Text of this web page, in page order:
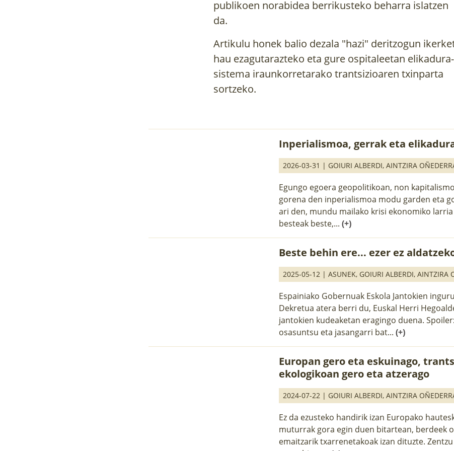
publikoen norabidea berrikusteko beharra islatzen
da.
Artikulu honek balio dezala "hazi" deritzogun
hau ezagutarazteko eta gure ospitaleetan elikadura-
sistema iraunkorretarako trantsizioaren txinparta
sortzeko.
Inperialismoa, gerrak eta
2026-03-31 | GOIURI ALBERDI,AINTZIRA
Egungo egoera geopolitikoan, non
gorena den inperialismoa modu garden eta
ari den, mundu mailako krisi ekonomiko
besteak beste,...(+)
Beste behin ere... ezer ez
2025-05-12 |ASUNEK, GOIURI ALBERDI,AINTZIRA
Espainiako Gobernuak Eskola Jantokien
Dekretua atera berri du, Euskal Herri
jantokien kudeaketan eragingo duena.
osasuntsu eta jasangarri bat...(+)
Europan gero eta eskuinago,
ekologikoan gero eta atzerago
2024-07-22 | GOIURI ALBERDI,AINTZIRA
Ez da ezusteko handirik izan Europako
muturrak gora egin duen bitartean, berdeek
emaitzarik txarrenetakoak izan dituzte.